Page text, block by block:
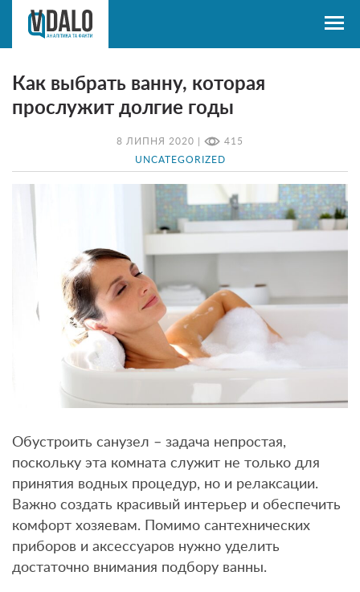
8 ЛИПНЯ 2020 | 415
UNCATEGORIZED
Как выбрать ванну, которая
прослужит долгие годы
Обустроить санузел – задача непростая,
поскольку эта комната служит не только для
принятия водных процедур, но и релаксации.
Важно создать красивый интерьер и обеспечить
комфорт хозяевам. Помимо сантехнических
приборов и аксессуаров нужно уделить
достаточно внимания подбору ванны.